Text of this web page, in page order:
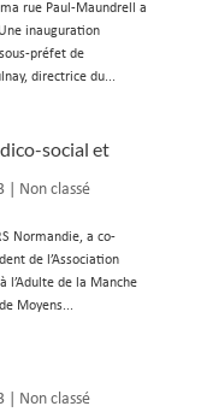
rue Paul-Maundrell a
inauguration
préfet de
directrice du...
social et
| Non classé
Normandie, a co-
de l’Association
l’Adulte de la Manche
Moyens...
| Non classé